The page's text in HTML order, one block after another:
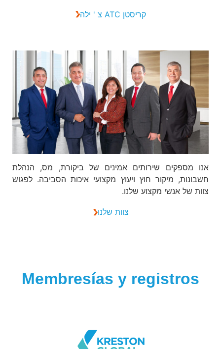
קריסטן ATC צ ' ילה
אנו מספקים שירותים אמינים של ביקורת, מס, הנהלת
חשבונות, מיקור חוץ ויעוץ מקצועי איכות הסביבה. לפגוש
צוות של אנשי מקצוע שלנו.
צוות שלנו
Membresías y registros